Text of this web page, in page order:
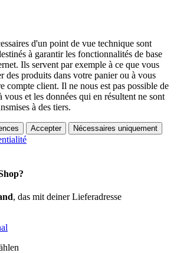
d'un point de vue technique sont
à garantir les fonctionnalités de base
Ils servent par exemple à ce que vous
des produits dans votre panier ou à vous
compte client. Il ne nous est pas possible de
vous et les données qui en résultent ne sont
à des tiers.
Accepter Nécessaires uniquement
, das mit deiner Lieferadresse